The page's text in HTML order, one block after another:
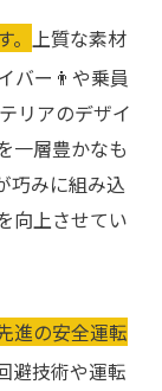
上質な素材
バー👨や乗員
リアのデザイ
一層豊かなも
巧みに組み込
向上させてい
進の安全運転
避技術や運転